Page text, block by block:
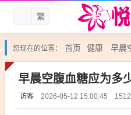
繁
您现在的位置： 首页 健康 早晨
早晨空腹血糖应为多
访客 2026-05-12 15:00:45